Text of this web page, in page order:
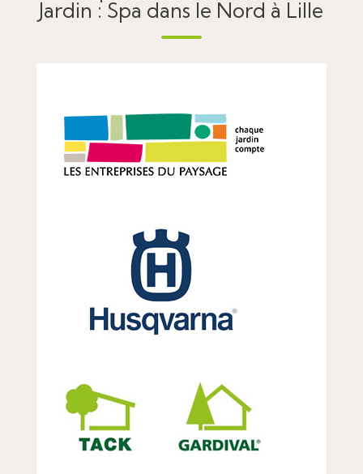
Jardin : Spa dans le Nord à Lille